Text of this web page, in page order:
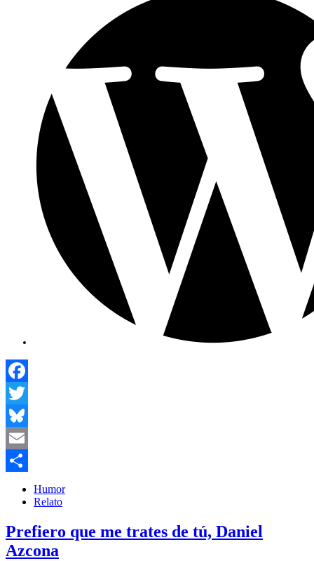
Facebook
Twitter
Bluesky
Email
Compartir
Humor
Relato
Prefiero que me trates de tú, Daniel
Azcona